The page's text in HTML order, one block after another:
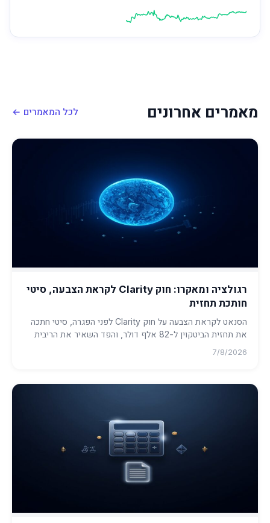
מאמרים אחרונים לכל המאמרים ←
רגולציה ומאקרו: חוק Clarity לקראת הצבעה, סיטי
חותכת תחזית
הסנאט לקראת הצבעה על חוק Clarity לפני הפגרה, סיטי חתכה
את תחזית הביטקוין ל-82 אלף דולר, והפד השאיר את הריבית
ללא שינוי. ...
7/8/2026